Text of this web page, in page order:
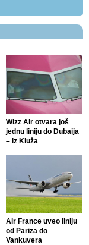
Wizz Air otvara još
jednu liniju do Dubaija
– iz Kluža
Air France uveo liniju
od Pariza do
Vankuvera